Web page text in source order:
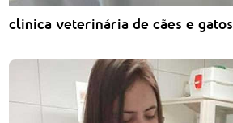
clinica veterinária de cães e gatos